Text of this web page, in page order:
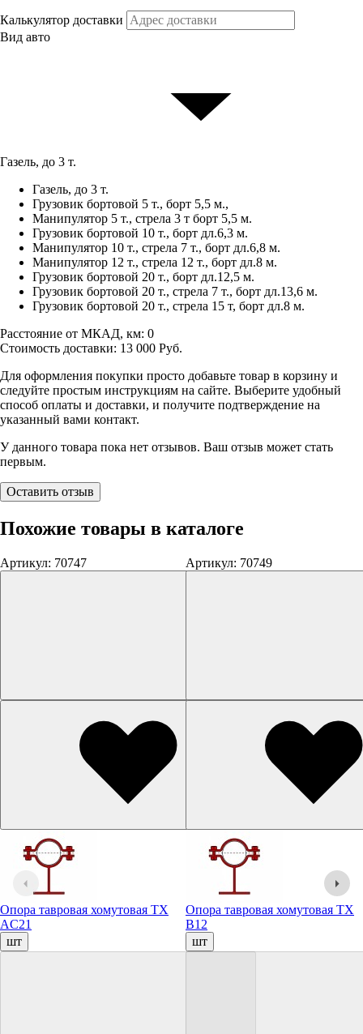
Калькулятор доставки
Вид авто
Газель, до 3 т.
Газель, до 3 т.
Грузовик бортовой 5 т., борт 5,5 м.,
Манипулятор 5 т., стрела 3 т борт 5,5 м.
Грузовик бортовой 10 т., борт дл.6,3 м.
Манипулятор 10 т., стрела 7 т., борт дл.6,8 м.
Манипулятор 12 т., стрела 12 т., борт дл.8 м.
Грузовик бортовой 20 т., борт дл.12,5 м.
Грузовик бортовой 20 т., стрела 7 т., борт дл.13,6 м.
Грузовик бортовой 20 т., стрела 15 т, борт дл.8 м.
Расстояние от МКАД, км: 0
Стоимость доставки: 13 000 Руб.
Для оформления покупки просто добавьте товар в корзину и
следуйте простым инструкциям на сайте. Выберите удобный
способ оплаты и доставки, и получите подтверждение на
указанный вами контакт.
У данного товара пока нет отзывов. Ваш отзыв может стать
первым.
Оставить отзыв
Похожие товары в каталоге
Артикул: 70747
Опора тавровая хомутовая ТХ
AC21
шт
Артикул: 70749
Опора тавровая хомутовая ТХ
B12
шт